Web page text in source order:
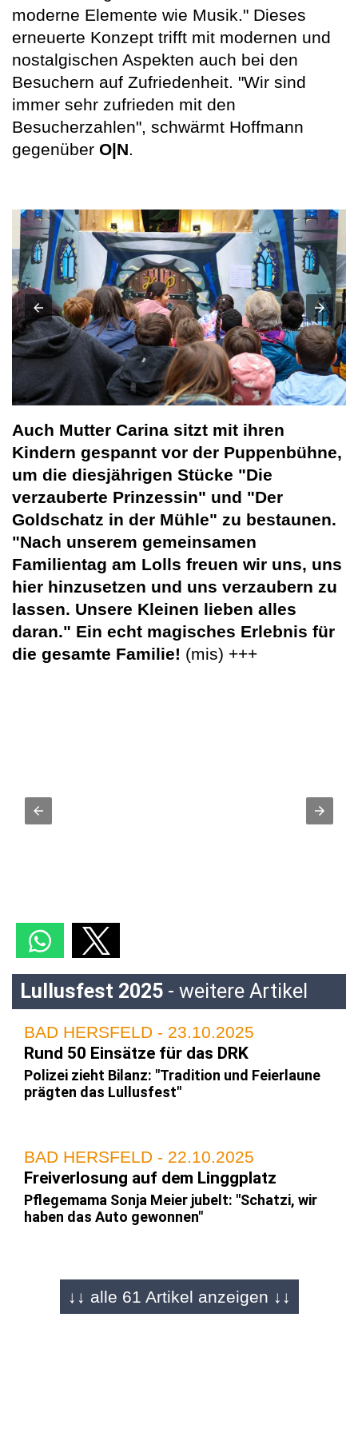
moderne Elemente wie Musik." Dieses
erneuerte Konzept trifft mit modernen und
nostalgischen Aspekten auch bei den
Besuchern auf Zufriedenheit. "Wir sind
immer sehr zufrieden mit den
Besucherzahlen", schwärmt Hoffmann
gegenüber O|N.
Auch Mutter Carina sitzt mit ihren
Kindern gespannt vor der Puppenbühne,
um die diesjährigen Stücke "Die
verzauberte Prinzessin" und "Der
Goldschatz in der Mühle" zu bestaunen.
"Nach unserem gemeinsamen
Familientag am Lolls freuen wir uns, uns
hier hinzusetzen und uns verzaubern zu
lassen. Unsere Kleinen lieben alles
daran." Ein echt magisches Erlebnis für
die gesamte Familie! (mis) +++
Lullusfest 2025 - weitere Artikel
BAD HERSFELD - 23.10.2025
Rund 50 Einsätze für das DRK
Polizei zieht Bilanz: "Tradition und Feierlaune
prägten das Lullusfest"
BAD HERSFELD - 22.10.2025
Freiverlosung auf dem Linggplatz
Pflegemama Sonja Meier jubelt: "Schatzi, wir
haben das Auto gewonnen"
BAD HERSFELD / FULDA - 22.10.2025
Wir lieben Lolls einfach
↓↓ alle 61 Artikel anzeigen ↓↓